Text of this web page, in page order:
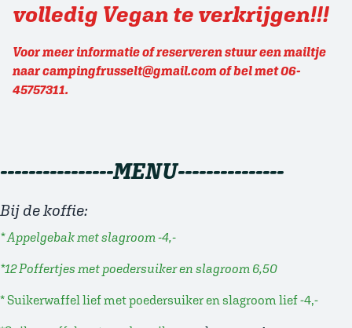
volledig Vegan te verkrijgen!!!
Voor meer informatie of reserveren stuur een mailtje
naarcampingfrusselt@gmail.comof bel met 06-
45757311.
----------------MENU---------------
Bij de koffie:
* Appelgebak met slagroom -4,-
*12 Poffertjes met poedersuiker en slagroom 6,50
* Suikerwaffel lief met poedersuiker en slagroom lief -4,-